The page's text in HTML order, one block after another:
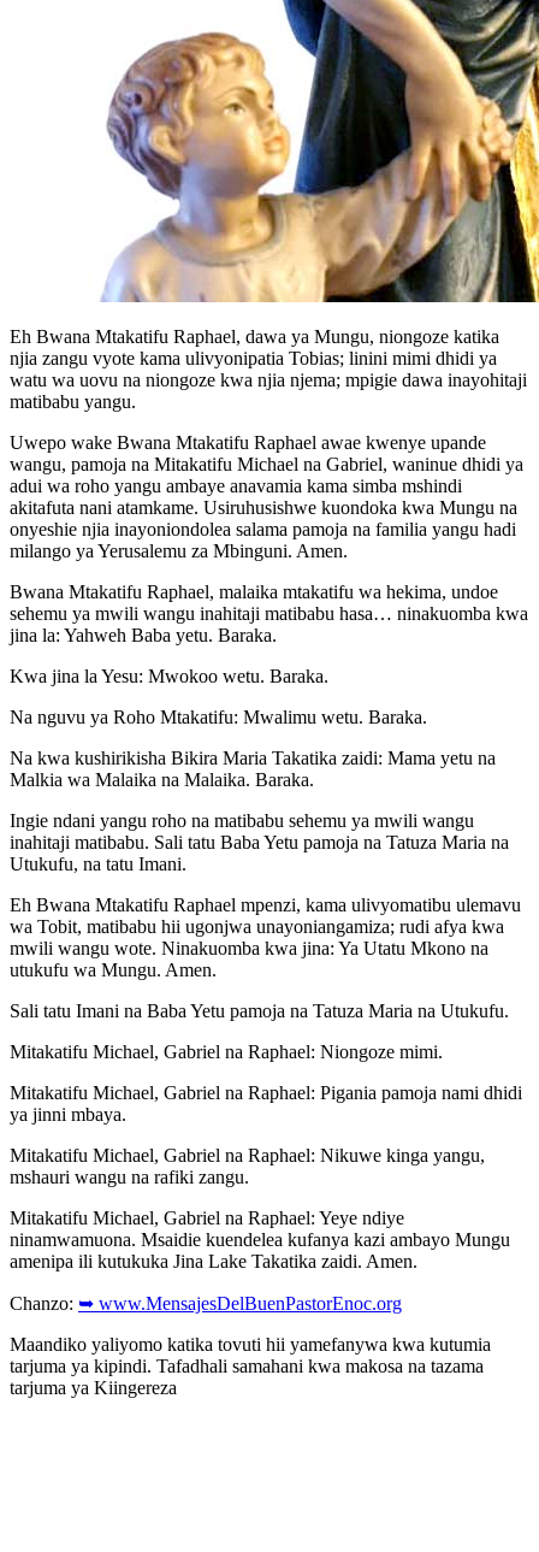
Eh Bwana Mtakatifu Raphael, dawa ya Mungu, niongoze katika
njia zangu vyote kama ulivyonipatia Tobias; linini mimi dhidi ya
watu wa uovu na niongoze kwa njia njema; mpigie dawa inayohitaji
matibabu yangu.
Uwepo wake Bwana Mtakatifu Raphael awae kwenye upande
wangu, pamoja na Mitakatifu Michael na Gabriel, waninue dhidi ya
adui wa roho yangu ambaye anavamia kama simba mshindi
akitafuta nani atamkame. Usiruhusishwe kuondoka kwa Mungu na
onyeshie njia inayoniondolea salama pamoja na familia yangu hadi
milango ya Yerusalemu za Mbinguni. Amen.
Bwana Mtakatifu Raphael, malaika mtakatifu wa hekima, undoe
sehemu ya mwili wangu inahitaji matibabu hasa… ninakuomba kwa
jina la: Yahweh Baba yetu. Baraka.
Kwa jina la Yesu: Mwokoo wetu. Baraka.
Na nguvu ya Roho Mtakatifu: Mwalimu wetu. Baraka.
Na kwa kushirikisha Bikira Maria Takatika zaidi: Mama yetu na
Malkia wa Malaika na Malaika. Baraka.
Ingie ndani yangu roho na matibabu sehemu ya mwili wangu
inahitaji matibabu. Sali tatu Baba Yetu pamoja na Tatuza Maria na
Utukufu, na tatu Imani.
Eh Bwana Mtakatifu Raphael mpenzi, kama ulivyomatibu ulemavu
wa Tobit, matibabu hii ugonjwa unayoniangamiza; rudi afya kwa
mwili wangu wote. Ninakuomba kwa jina: Ya Utatu Mkono na
utukufu wa Mungu. Amen.
Sali tatu Imani na Baba Yetu pamoja na Tatuza Maria na Utukufu.
Mitakatifu Michael, Gabriel na Raphael: Niongoze mimi.
Mitakatifu Michael, Gabriel na Raphael: Pigania pamoja nami dhidi
ya jinni mbaya.
Mitakatifu Michael, Gabriel na Raphael: Nikuwe kinga yangu,
mshauri wangu na rafiki zangu.
Mitakatifu Michael, Gabriel na Raphael: Yeye ndiye
ninamwamuona. Msaidie kuendelea kufanya kazi ambayo Mungu
amenipa ili kutukuka Jina Lake Takatika zaidi. Amen.
Chanzo: ➥ www.MensajesDelBuenPastorEnoc.org
Maandiko yaliyomo katika tovuti hii yamefanywa kwa kutumia
tarjuma ya kipindi. Tafadhali samahani kwa makosa na tazama
tarjuma ya Kiingereza